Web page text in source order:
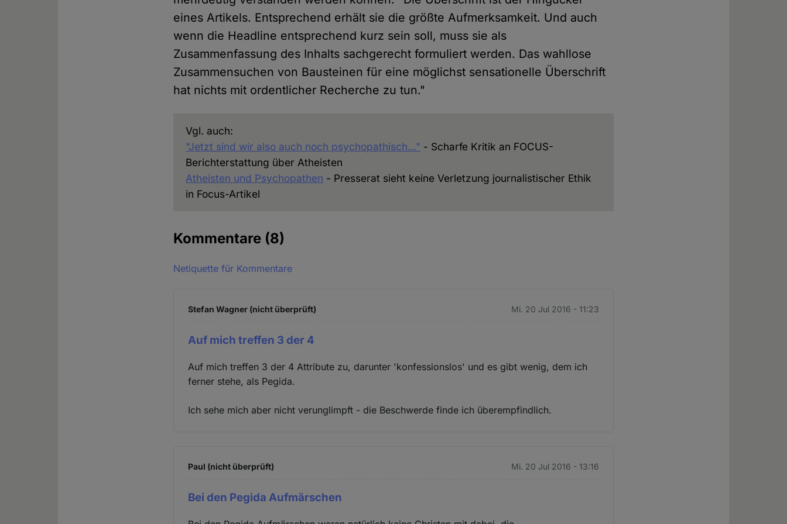
eines Artikels. Entsprechend erhält sie die größte Aufmerksamkeit. Und auch
wenn die Headline entsprechend kurz sein soll, muss sie als
Zusammenfassung des Inhalts sachgerecht formuliert werden. Das wahllose
Zusammensuchen von Bausteinen für eine möglichst sensationelle Überschrift
hat nichts mit ordentlicher Recherche zu tun."
Vgl. auch:
"Jetzt sind wir also auch noch psychopathisch…" - Scharfe Kritik an FOCUS-
Berichterstattung über Atheisten
Atheisten und Psychopathen - Presserat sieht keine Verletzung journalistischer Ethik
in Focus-Artikel
Kommentare (8)
Netiquette für Kommentare
Stefan Wagner (nicht überprüft) Mi. 20 Jul 2016 - 11:23
Auf mich treffen 3 der 4
Auf mich treffen 3 der 4 Attribute zu, darunter 'konfessionslos' und es gibt wenig, dem ich
ferner stehe, als Pegida.
Ich sehe mich aber nicht verunglimpft - die Beschwerde finde ich überempfindlich.
Paul (nicht überprüft) Mi. 20 Jul 2016 - 13:16
Bei den Pegida Aufmärschen